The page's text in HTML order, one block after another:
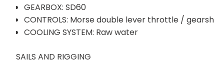
GEARBOX: SD60
CONTROLS: Morse double lever throttle /
COOLING SYSTEM: Raw water
SAILS AND RIGGING